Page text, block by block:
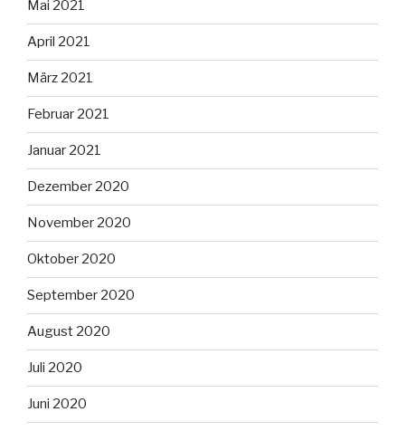
Mai 2021
April 2021
März 2021
Februar 2021
Januar 2021
Dezember 2020
November 2020
Oktober 2020
September 2020
August 2020
Juli 2020
Juni 2020